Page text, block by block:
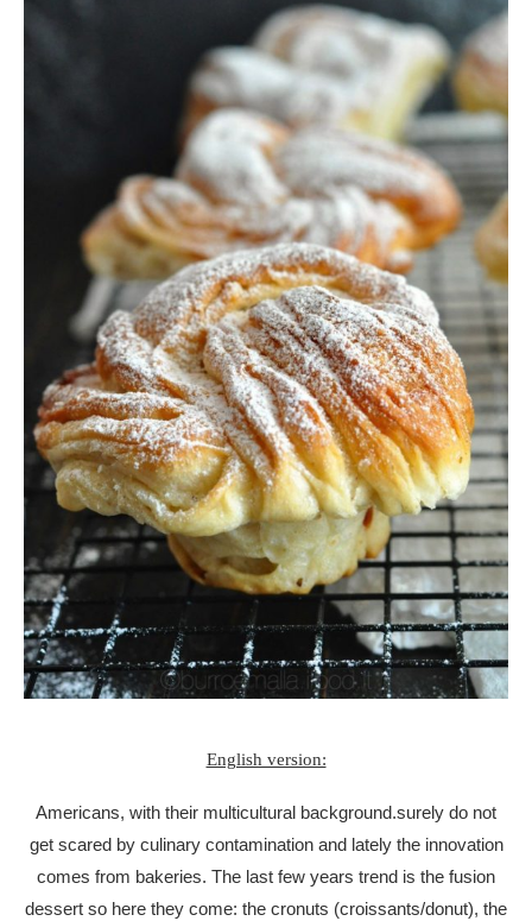
English version:
Americans, with their multicultural background.surely do not
get scared by culinary contamination and lately the innovation
comes from bakeries. The last few years trend is the fusion
dessert so here they come: the cronuts (croissants/donut), the